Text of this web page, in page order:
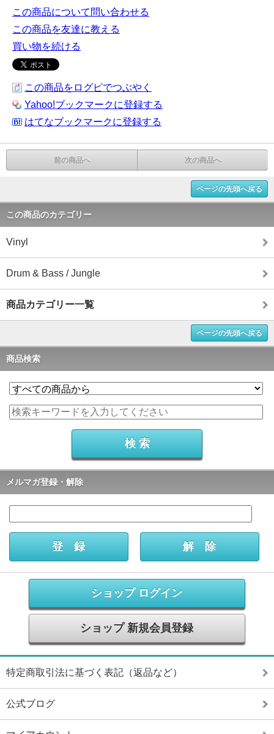
この商品について問い合わせる
この商品を友達に教える
買い物を続ける
この商品をログピでつぶやく
Yahoo!ブックマークに登録する
はてなブックマークに登録する
前の商品へ 次の商品へ
ページの先頭へ戻る
この商品のカテゴリー
Vinyl
Drum & Bass / Jungle
商品カテゴリー一覧
ページの先頭へ戻る
商品検索
メルマガ登録・解除
ショップ ログイン
ショップ 新規会員登録
特定商取引法に基づく表記（返品など）
公式ブログ